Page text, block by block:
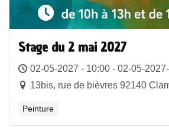
Stage du 2 mai 2027
02-05-2027 - 10:00 - 02-05-
13bis, rue de bièvres 92140
Peinture